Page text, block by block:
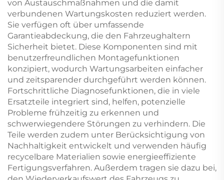
von Austauschmaßnahmen und die damit
verbundenen Wartungskosten reduziert werden.
Sie verfügen oft über umfassende
Garantieabdeckung, die den Fahrzeughaltern
Sicherheit bietet. Diese Komponenten sind mit
benutzerfreundlichen Montagefunktionen
konzipiert, wodurch Wartungsarbeiten einfacher
und zeitsparender durchgeführt werden können.
Fortschrittliche Diagnosefunktionen, die in viele
Ersatzteile integriert sind, helfen, potenzielle
Probleme frühzeitig zu erkennen und
schwerwiegendere Störungen zu verhindern. Die
Teile werden zudem unter Berücksichtigung von
Nachhaltigkeit entwickelt und verwenden häufig
recycelbare Materialien sowie energieeffiziente
Fertigungsverfahren. Außerdem tragen sie dazu bei,